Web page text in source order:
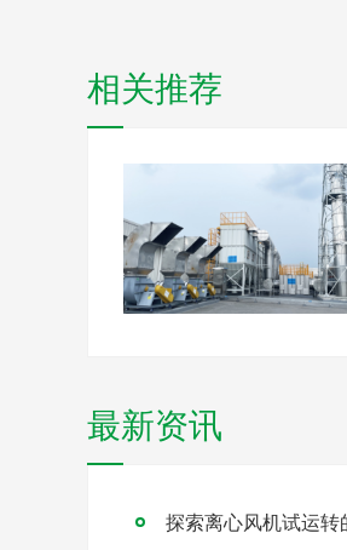
相关推荐
最新资讯